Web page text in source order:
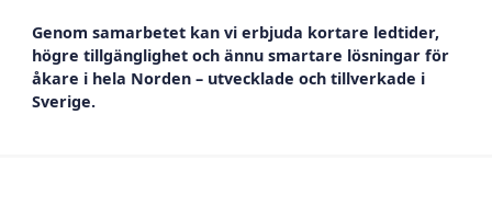
Genom samarbetet kan vi erbjuda kortare ledtider,
högre tillgänglighet och ännu smartare lösningar för
åkare i hela Norden – utvecklade och tillverkade i
Sverige.